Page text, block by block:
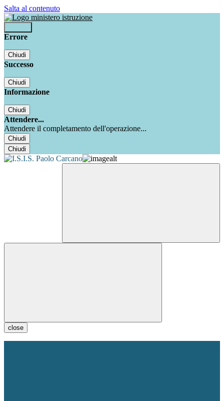
Salta al contenuto
Errore
Chiudi
Successo
Chiudi
Informazione
Chiudi
Attendere...
Attendere il completamento dell'operazione...
Chiudi
Chiudi
close